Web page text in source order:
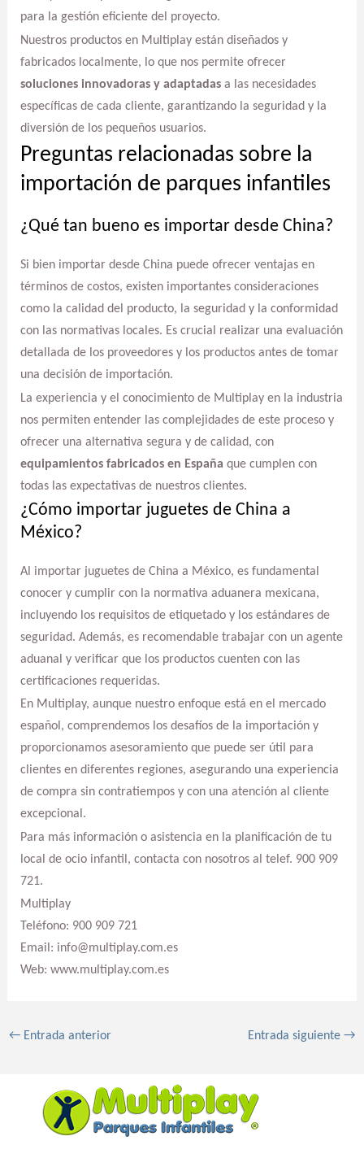
para la gestión eficiente del proyecto.
Nuestros productos en Multiplay están diseñados y
fabricados localmente, lo que nos permite ofrecer
soluciones innovadoras y adaptadasa las necesidades
específicas de cada cliente, garantizando la seguridad y la
diversión de los pequeños usuarios.
Preguntas relacionadas sobre la
importación de parques infantiles
¿Qué tan bueno es importar desde China?
Si bien importar desde China puede ofrecer ventajas en
términos de costos, existen importantes consideraciones
como la calidad del producto, la seguridad y la conformidad
con las normativas locales. Es crucial realizar una evaluación
detallada de los proveedores y los productos antes de tomar
una decisión de importación.
La experiencia y el conocimiento de Multiplay en la industria
nos permiten entender las complejidades de este proceso y
ofrecer una alternativa segura y de calidad, con
equipamientos fabricados en España que cumplen con
todas las expectativas de nuestros clientes.
¿Cómo importar juguetes de China a
México?
Al importar juguetes de China a México, es fundamental
conocer y cumplir con la normativa aduanera mexicana,
incluyendo los requisitos de etiquetado y los estándares de
seguridad. Además, es recomendable trabajar con un agente
aduanal y verificar que los productos cuenten con las
certificaciones requeridas.
En Multiplay, aunque nuestro enfoque está en el mercado
español, comprendemos los desafíos de la importación y
proporcionamos asesoramiento que puede ser útil para
clientes en diferentes regiones, asegurando una experiencia
de compra sin contratiempos y con una atención al cliente
excepcional.
Para más información o asistencia en la planificación de tu
local de ocio infantil, contacta con nosotros al telef. 900 909
721.
Multiplay
Teléfono: 900 909 721
Email: info@multiplay.com.es
Web: www.multiplay.com.es
←Entrada anterior Entrada siguiente→